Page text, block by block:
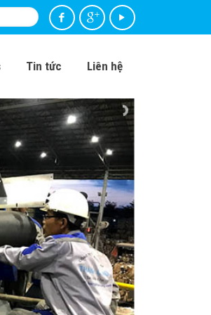
Tin tức Liên hệ